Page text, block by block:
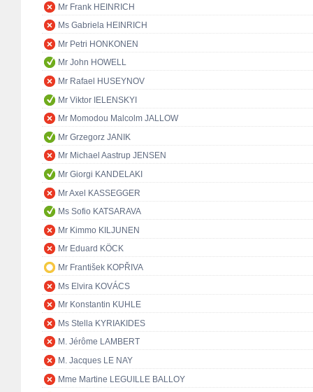
Mr Frank HEINRICH
Ms Gabriela HEINRICH
Mr Petri HONKONEN
Mr John HOWELL
Mr Rafael HUSEYNOV
Mr Viktor IELENSKYI
Mr Momodou Malcolm JALLOW
Mr Grzegorz JANIK
Mr Michael Aastrup JENSEN
Mr Giorgi KANDELAKI
Mr Axel KASSEGGER
Ms Sofio KATSARAVA
Mr Kimmo KILJUNEN
Mr Eduard KÖCK
Mr František KOPŘIVA
Ms Elvira KOVÁCS
Mr Konstantin KUHLE
Ms Stella KYRIAKIDES
M. Jérôme LAMBERT
M. Jacques LE NAY
Mme Martine LEGUILLE BALLOY